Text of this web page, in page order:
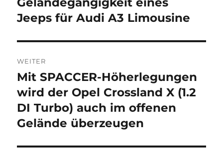
Beitrag:
Jeeps für Audi A3 Limousine
WEITER
Nächster
Beitrag:
Mit SPACCER-Höherlegungen
wird der Opel Crossland X (1.2
DI Turbo) auch im offenen
Gelände überzeugen